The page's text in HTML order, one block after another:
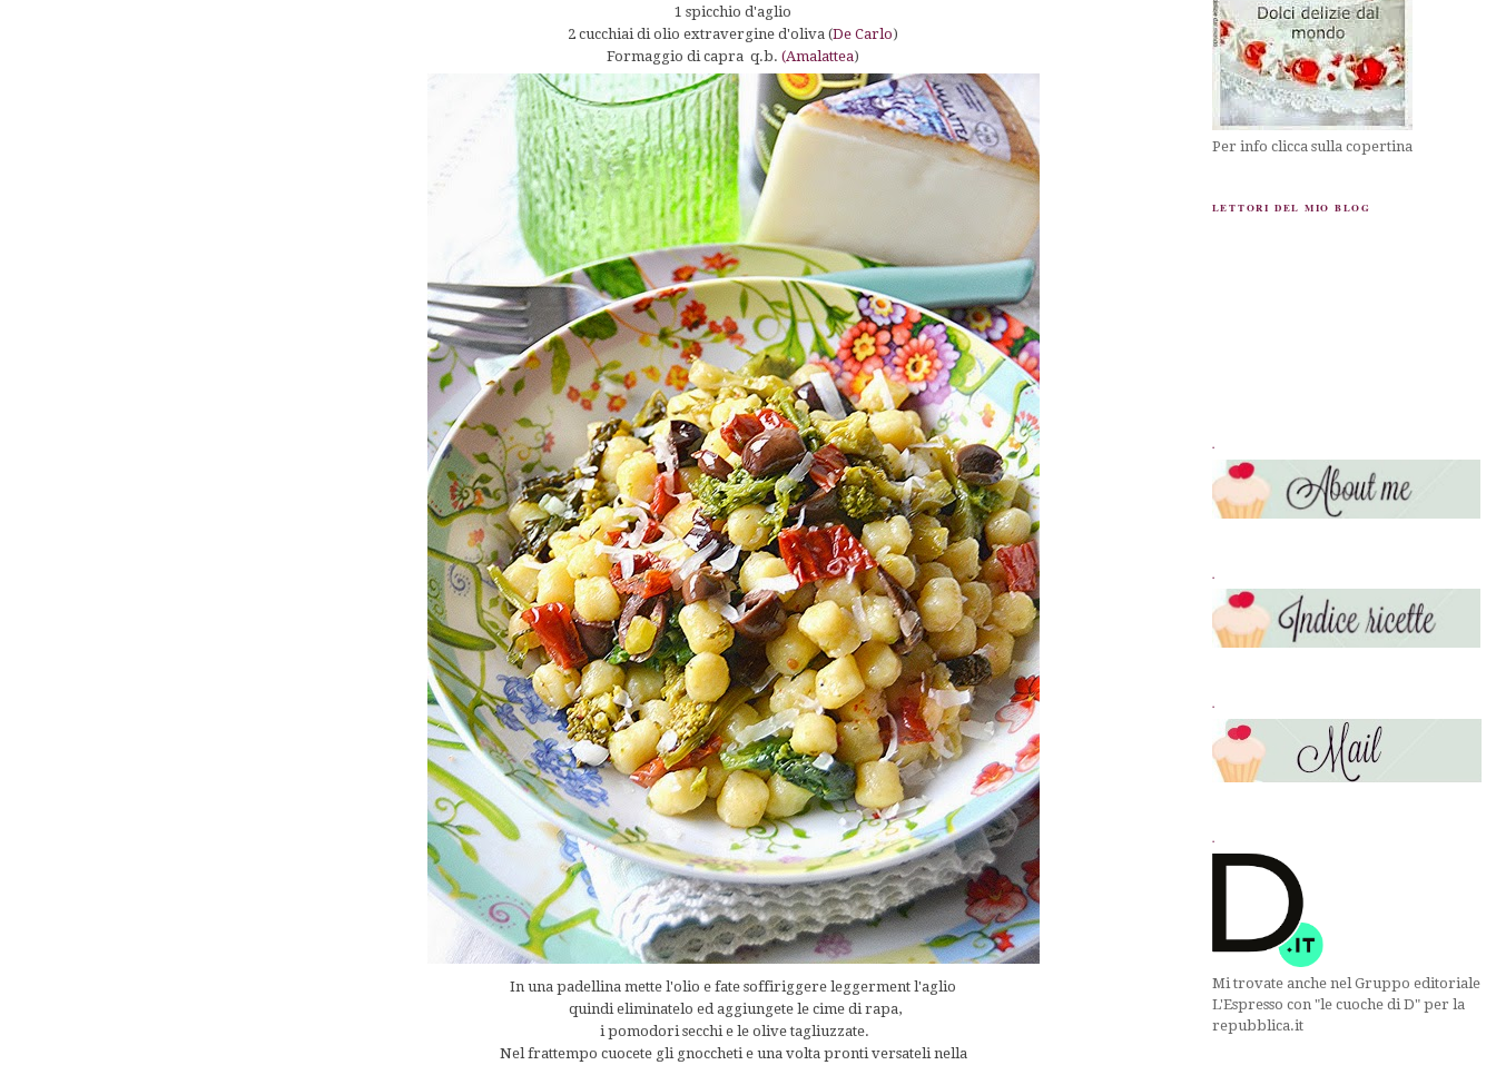
1 spicchio d'aglio
2 cucchiai di olio extravergine d'oliva (De Carlo)
Formaggio di capra q.b.(Amalattea)
In una padellina mette l'olio e fate soffiriggere leggerment l'aglio
quindi eliminatelo ed aggiungete le cime di rapa,
i pomodori secchi e le olive tagliuzzate.
Nel frattempo cuocete gli gnoccheti e una volta pronti versateli nella
Per info clicca sulla copertina
LETTORI DEL MIO BLOG
.
.
.
.
Mi trovate anche nel Gruppo editoriale
L'Espresso con "le cuoche di D" per la
repubblica.it